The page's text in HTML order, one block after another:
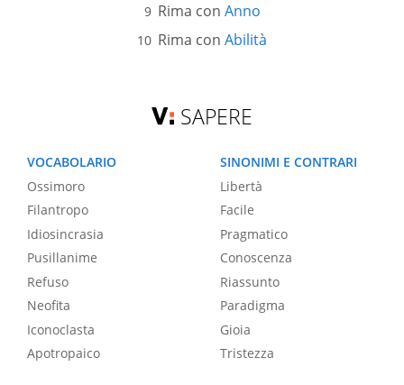
Rima con Anno
Rima con Abilità
SAPERE
VOCABOLARIO
Ossimoro
Filantropo
Idiosincrasia
Pusillanime
Refuso
Neofita
Iconoclasta
Apotropaico
SINONIMI E CONTRARI
Libertà
Facile
Pragmatico
Conoscenza
Riassunto
Paradigma
Gioia
Tristezza